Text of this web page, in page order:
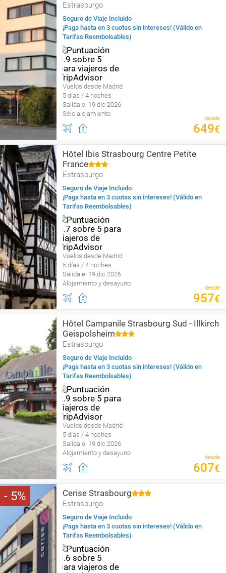
Estrasburgo
Seguro de Viaje Incluido
¡Paga hasta en 3 cuotas sin intereses! (Válido en
Tarifas Reembolsables)
Vuelos desde Madrid
5 días / 4 noches
Salida el 19 dic 2026
Sólo alojamiento
desde
649€
Hôtel Ibis Strasbourg Centre Petite
France
Estrasburgo
Seguro de Viaje Incluido
¡Paga hasta en 3 cuotas sin intereses! (Válido en
Tarifas Reembolsables)
Vuelos desde Madrid
5 días / 4 noches
Salida el 19 dic 2026
Alojamiento y desayuno
desde
957€
Hôtel Campanile Strasbourg Sud - Illkirch
Geispolsheim
Estrasburgo
Seguro de Viaje Incluido
¡Paga hasta en 3 cuotas sin intereses! (Válido en
Tarifas Reembolsables)
Vuelos desde Madrid
5 días / 4 noches
Salida el 19 dic 2026
Alojamiento y desayuno
desde
607€
5 Cerise Strasbourg
Estrasburgo
Seguro de Viaje Incluido
¡Paga hasta en 3 cuotas sin intereses! (Válido en
Tarifas Reembolsables)